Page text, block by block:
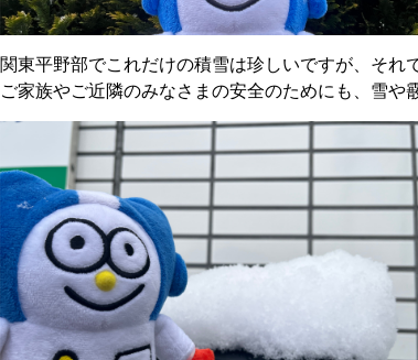
関東平野部でこれだけの積雪は珍しいですが、それ
ご家族やご近隣のみなさまの安全のためにも、雪や